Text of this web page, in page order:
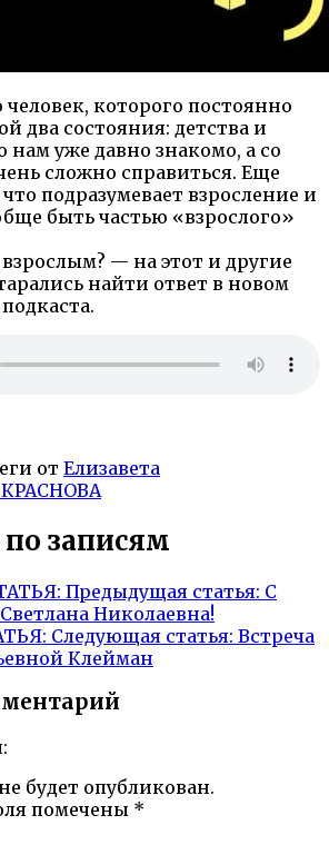
которого постоянно
два состояния: детства и
нам уже давно знакомо, а со
сложно справиться. Еще
подразумевает взросление и
быть частью «взрослого»
— на этот и другие
найти ответ в новом
от Елизавета
КРАСНОВА
записям
Предыдущая статья: С
Николаевна!
Следующая статья: Встреча
Клейман
будет опубликован.
помечены *